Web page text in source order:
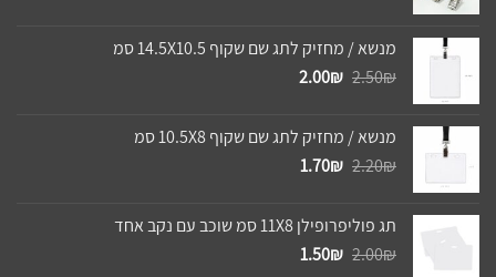
2.50₪.
2.00₪.
מנשא / מחזיק לתג שם שקוף 14.5X10.5 סמ
2.50₪
המחיר
2.50₪.
2.00₪
המחיר
2.00₪.
מנשא / מחזיק לתג שם שקוף 10.5X8 סמ
2.20₪
המחיר
2.20₪.
1.70₪
המחיר
1.70₪.תג פוליפרופילן 11X8 סמ שוכב עם נקב אחד
2.00₪
המחיר
1.50₪
המחיר